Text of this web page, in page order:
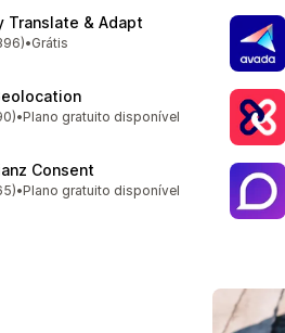
Translate & Adapt
ao todo
•Grátis
ao todo
•Plano gratuito disponível
Consent
ao todo
•Plano gratuito disponível